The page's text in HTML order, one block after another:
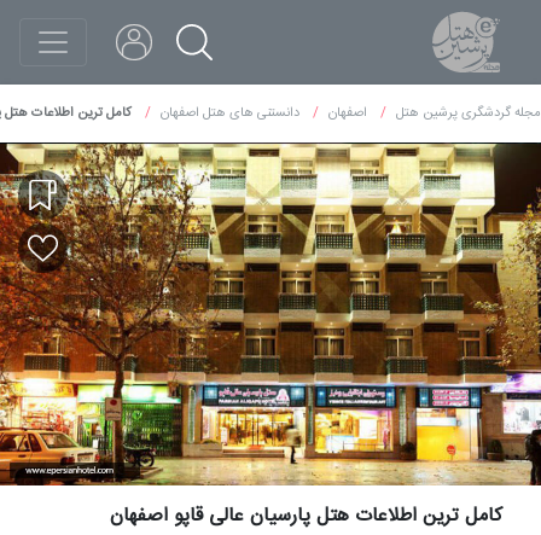
مجله گردشگری پرشین هتل اصفهان دانستنی های هتل اصفهان کامل ترین اطلاعات هتل
کامل ترین اطلاعات هتل پارسیان عالی قاپو اصفهان